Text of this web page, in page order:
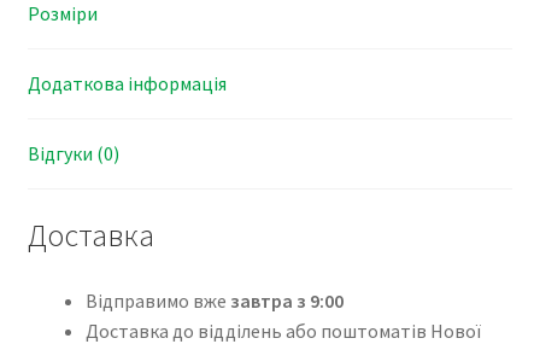
Розміри
Додаткова інформація
Відгуки (0)
Доставка
Відправимо вже завтра з 9:00
Доставка до відділень або поштоматів Нової